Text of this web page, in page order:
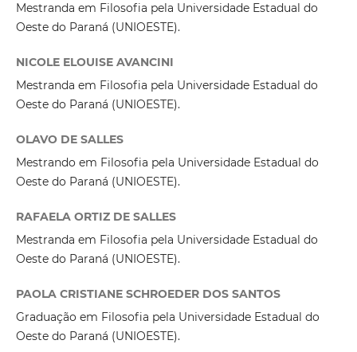
Mestranda em Filosofia pela Universidade Estadual do
Oeste do Paraná (UNIOESTE).
NICOLE ELOUISE AVANCINI
Mestranda em Filosofia pela Universidade Estadual do
Oeste do Paraná (UNIOESTE).
OLAVO DE SALLES
Mestrando em Filosofia pela Universidade Estadual do
Oeste do Paraná (UNIOESTE).
RAFAELA ORTIZ DE SALLES
Mestranda em Filosofia pela Universidade Estadual do
Oeste do Paraná (UNIOESTE).
PAOLA CRISTIANE SCHROEDER DOS SANTOS
Graduação em Filosofia pela Universidade Estadual do
Oeste do Paraná (UNIOESTE).